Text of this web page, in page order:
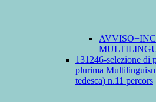
131246-selezione di
plurima
tedesca) n.11 percors